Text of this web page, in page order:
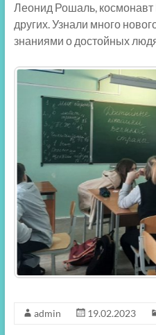
Леонид Рошаль,
других. Узнали много
знаниями о достойных
admin 19.02.2023